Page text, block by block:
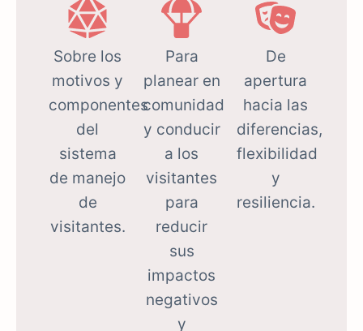
Sobre los
motivos y
componentes
del
sistema
de manejo
de
visitantes.
Para
planear en
comunidad
y conducir
a los
visitantes
para
reducir
sus
impactos
negativos
y
De
apertura
hacia las
diferencias,
flexibilidad
y
resiliencia.